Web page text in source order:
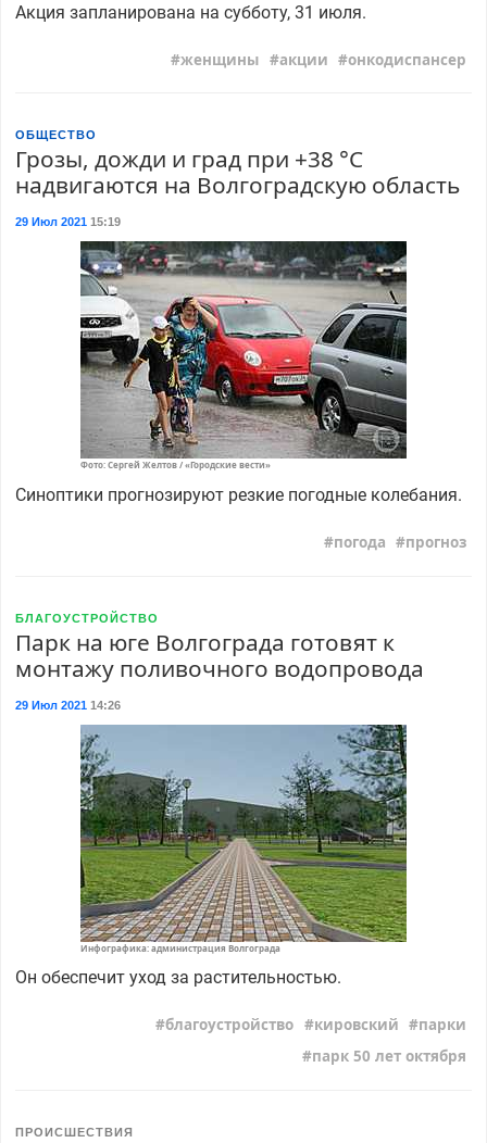
Акция запланирована на субботу, 31 июля.
женщины акции онкодиспансер
ОБЩЕСТВО
Грозы, дожди и град при +38 °С
надвигаются на Волгоградскую область
29 Июл 202115:19
Фото: Сергей Желтов / «Городские вести»
Синоптики прогнозируют резкие погодные колебания.
погода прогноз
БЛАГОУСТРОЙСТВО
Парк на юге Волгограда готовят к
монтажу поливочного водопровода
29 Июл 202114:26
Инфографика: администрация Волгограда
Он обеспечит уход за растительностью.
благоустройство кировский
парки
парк 50 лет октября
ПРОИСШЕСТВИЯ